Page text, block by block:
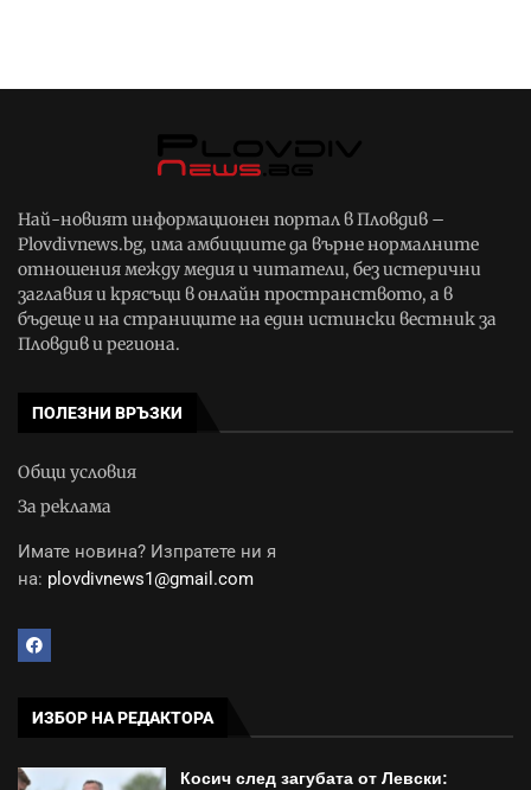
Най-новият информационен портал в Пловдив –
Plovdivnews.bg, има амбициите да върне нормалните
отношения между медия и читатели, без истерични
заглавия и крясъци в онлайн пространството, а в
бъдеще и на страниците на един истински вестник за
Пловдив и региона.
ПОЛЕЗНИ ВРЪЗКИ
Общи условия
За реклама
Имате новина? Изпратете ни я
на: plovdivnews1@gmail.com
ИЗБОР НА РЕДАКТОРА
Косич след загубата от Левски: